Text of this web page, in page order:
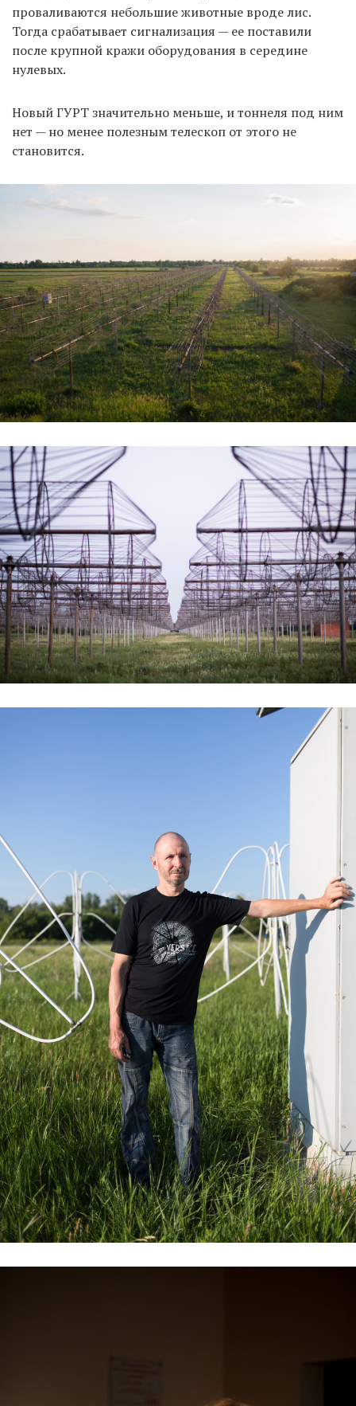
проваливаются небольшие животные вроде лис.
Тогда срабатывает сигнализация — ее поставили
после крупной кражи оборудования в середине
нулевых.
Новый ГУРТ значительно меньше, и тоннеля под ним
нет — но менее полезным телескоп от этого не
становится.